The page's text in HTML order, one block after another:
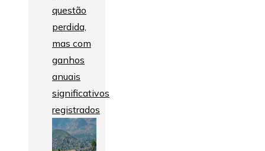
questão
perdida,
mas com
ganhos
anuais
significativos
registrados